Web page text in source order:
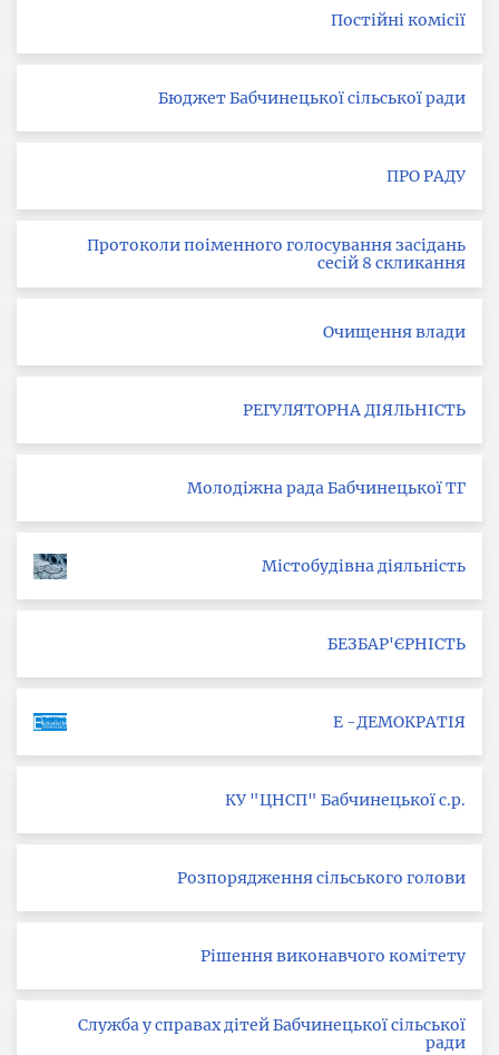
Постійні комісії
Бюджет Бабчинецької сільської ради
ПРО РАДУ
Протоколи поіменного голосування засідань
сесій 8 скликання
Очищення влади
РЕГУЛЯТОРНА ДІЯЛЬНІСТЬ
Молодіжна рада Бабчинецької ТГ
Містобудівна діяльність
БЕЗБАР'ЄРНІСТЬ
Е -ДЕМОКРАТІЯ
КУ "ЦНСП" Бабчинецької с.р.
Розпорядження сільського голови
Рішення виконавчого комітету
Служба у справах дітей Бабчинецької сільської
ради